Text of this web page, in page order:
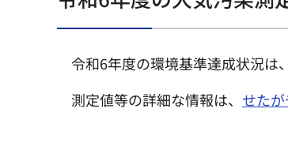
令和6年度の環境基準達成状況は
測定値等の詳細な情報は、 せた